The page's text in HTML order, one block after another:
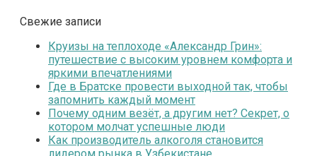
Свежие записи
Круизы на теплоходе «Александр Грин»:
путешествие с высоким уровнем комфорта и
яркими впечатлениями
Где в Братске провести выходной так, чтобы
запомнить каждый момент
Почему одним везёт, а другим нет? Секрет, о
котором молчат успешные люди
Как производитель алкоголя становится